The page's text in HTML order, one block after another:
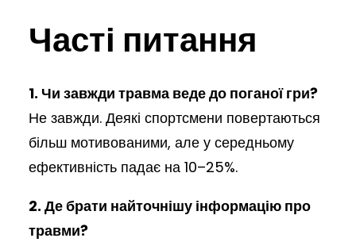
Часті питання
1. Чи завжди травма веде до поганої гри?
Не завжди. Деякі спортсмени повертаються
більш мотивованими, але у середньому
ефективність падає на 10–25%.
2. Де брати найточнішу інформацію про
травми?